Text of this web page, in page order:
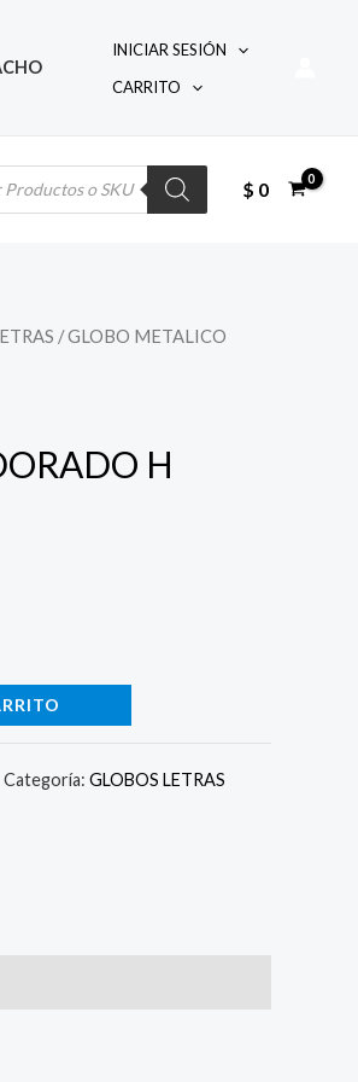
INICIAR SESIÓN
CARRITO
$ 0
/ GLOBO METALICO
H
Categoría: GLOBOS LETRAS